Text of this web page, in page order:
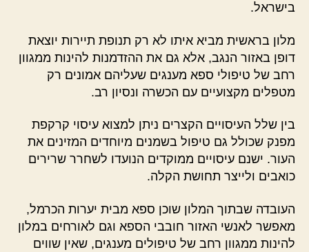
בישראל.
מלון בראשית מביא איתו לא רק תנופת תיירות יוצאת
דופן באזור הנגב, אלא גם את ההזדמנות להינות ממגוון
רחב של טיפולי ספא מענגים שעליהם אמונים רק
מטפלים מקצועיים עם הכשרה ונסיון רב.
בין שלל העיסויים הקצרים ניתן למצוא עיסוי קרקפת
מפנק שכולל גם טיפול בשמנים מיוחדים המזינים את
העור. ישנם עיסויים ממוקדים הנועדו לשחרר שרירים
כואבים ולייצר תחושת הקלה.
העובדה שבתוך המלון שוכן ספא מבית יערות הכרמל,
מאפשר לאנשי האזור חובבי הספא וגם לאורחים במלון
להינות ממגוון רחב של טיפולים מענגים, שאין שווים